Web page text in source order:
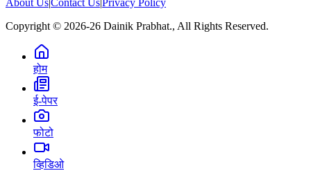
Copyright © 2026-26 Dainik Prabhat., All Rights Reserved.
होम
ई-पेपर
फोटो
व्हिडिओ